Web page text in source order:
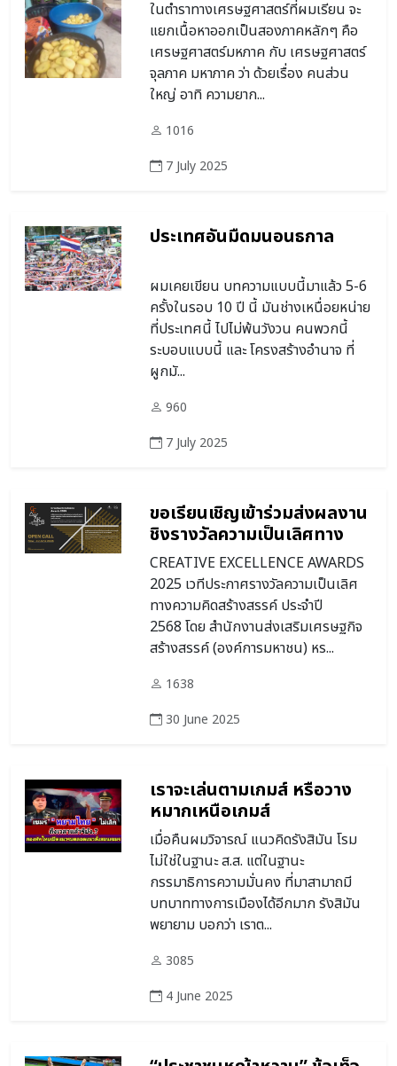
ในตำราทางเศรษฐศาสตร์ที่ผมเรียน จะ
แยกเนื้อหาออกเป็นสองภาคหลักๆ คือ
เศรษฐศาสตร์มหภาค กับ เศรษฐศาสตร์
จุลภาค มหาภาค ว่า ด้วยเรื่อง คนส่วน
ใหญ่ อาทิ ความยาก...
1016
7 July 2025
ประเทศอันมืดมนอนธกาล
ผมเคยเขียน บทความแบบนี้มาแล้ว 5-6
ครั้งในรอบ 10 ปี นี้ มันช่างเหนื่อยหน่าย
ที่ประเทศนี้ ไปไม่พ้นวังวน คนพวกนี้
ระบอบแบบนี้ และ โครงสร้างอำนาจ ที่
ผูกมั...
960
7 July 2025
ขอเรียนเชิญเข้าร่วมส่งผลงาน
ชิงรางวัลความเป็นเลิศทาง
ความคิดสร้างสรรค์ ประจําปี
2568 (Creative
Excellence Awards 2025)
CREATIVE EXCELLENCE AWARDS
2025 เวทีประกาศรางวัลความเป็นเลิศ
ทางความคิดสร้างสรรค์ ประจำปี
2568 โดย สำนักงานส่งเสริมเศรษฐกิจ
สร้างสรรค์ (องค์การมหาชน) หร...
1638
30 June 2025
เราจะเล่นตามเกมส์ หรือวาง
หมากเหนือเกมส์
เมื่อคืนผมวิจารณ์ แนวคิดรังสิมัน โรม
ไม่ใช่ในฐานะ ส.ส. แต่ในฐานะ
กรรมาธิการความมั่นคง ที่มาสามาถมี
บทบาททางการเมืองได้อีกมาก รังสิมัน
พยายาม บอกว่า เราต...
3085
4 June 2025